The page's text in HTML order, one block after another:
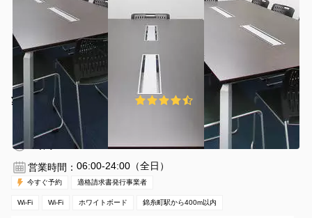
¥1050 〜 ¥1250
錦糸町駅 徒歩5分
東京都墨田区錦糸1-14-7
1〜10名
営業時間： 06:00-24:00（全日）
今すぐ予約 適格請求書発行事業者
Wi-Fi Wi-Fi ホワイトボード 錦糸町駅から400m以内